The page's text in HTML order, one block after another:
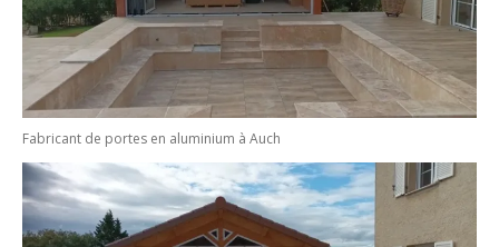
Fabricant de portes en aluminium à Auch